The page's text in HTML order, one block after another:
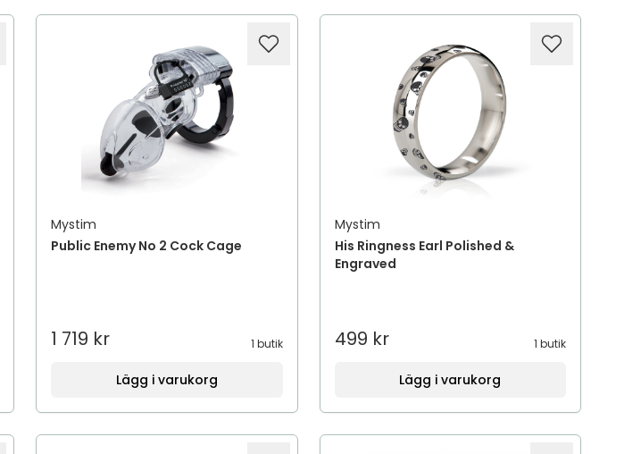
Mystim
Public Enemy No 2 Cock Cage
1 719 kr 1 butik
Lägg i varukorg
Mystim
His Ringness Earl Polished &
Engraved
499 kr 1 butik
Lägg i varukorg